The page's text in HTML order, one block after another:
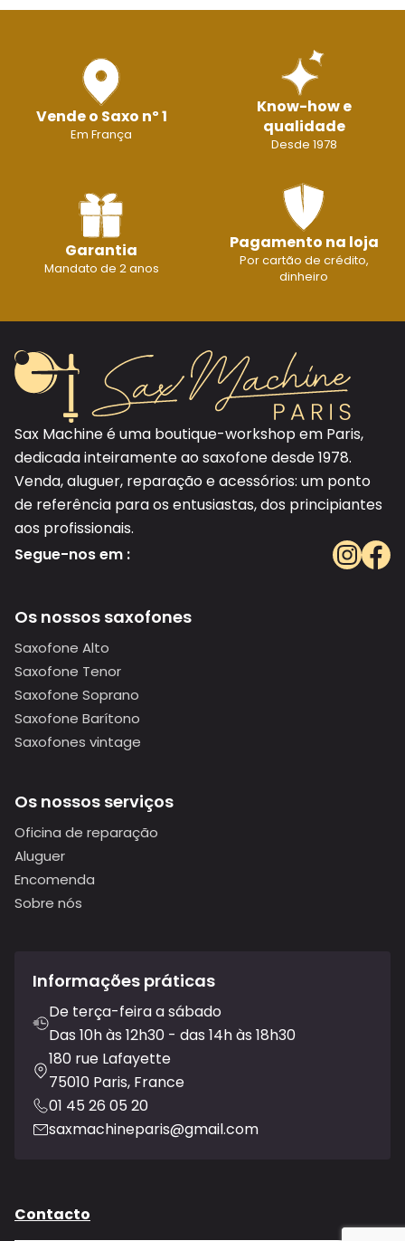
Vende o Saxo nº 1
Em França
Know-how e
qualidade
Desde 1978
Garantia
Mandato de 2 anos
Pagamento na loja
Por cartão de crédito,
dinheiro
Sax Machine é uma boutique-workshop em Paris,
dedicada inteiramente ao saxofone desde 1978.
Venda, aluguer, reparação e acessórios: um ponto
de referência para os entusiastas, dos principiantes
aos profissionais.
Segue-nos em :
Os nossos saxofones
Saxofone Alto
Saxofone Tenor
Saxofone Soprano
Saxofone Barítono
Saxofones vintage
Os nossos serviços
Oficina de reparação
Aluguer
Encomenda
Sobre nós
Informações práticas
De terça-feira a sábado
Das 10h às 12h30 - das 14h às 18h30
180 rue Lafayette
75010 Paris, France
01 45 26 05 20
saxmachineparis@gmail.com
Contacto